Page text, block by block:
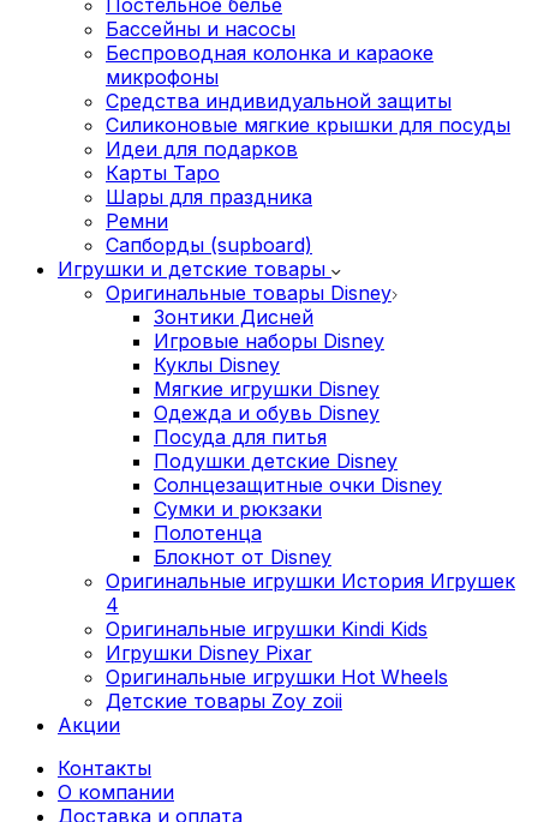
Бассейны и насосы
Беспроводная колонка и караоке
микрофоны
Средства индивидуальной защиты
Силиконовые мягкие крышки для посуды
Идеи для подарков
Карты Таро
Шары для праздника
Ремни
Сапборды (supboard)
Игрушки и детские товары
Оригинальные товары Disney
Зонтики Дисней
Игровые наборы Disney
Куклы Disney
Мягкие игрушки Disney
Одежда и обувь Disney
Посуда для питья
Подушки детские Disney
Cолнцезащитные очки Disney
Сумки и рюкзаки
Полотенца
Блокнот от Disney
Оригинальные игрушки История Игрушек
4
Оригинальные игрушки Kindi Kids
Игрушки Disney Pixar
Оригинальные игрушки Hot Wheels
Детские товары Zoy zoii
Акции
Контакты
О компании
Доставка и оплата